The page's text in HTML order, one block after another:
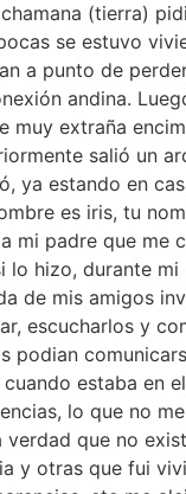
(tierra)
se estuvo
a punto de
andina.
muy extraña
salió un
ya estando en
es iris, tu
mi padre que me
lo hizo, durante
de mis amigos
escucharlos y
podian
cuando estaba en
lo que no
verdad que no
y otras que fui